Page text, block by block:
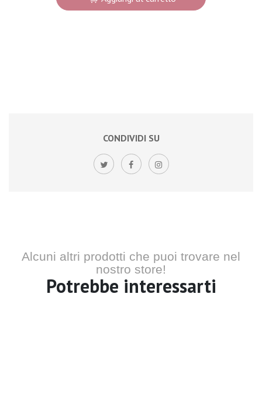
CONDIVIDI SU
Alcuni altri prodotti che puoi trovare nel
nostro store!
Potrebbe interessarti